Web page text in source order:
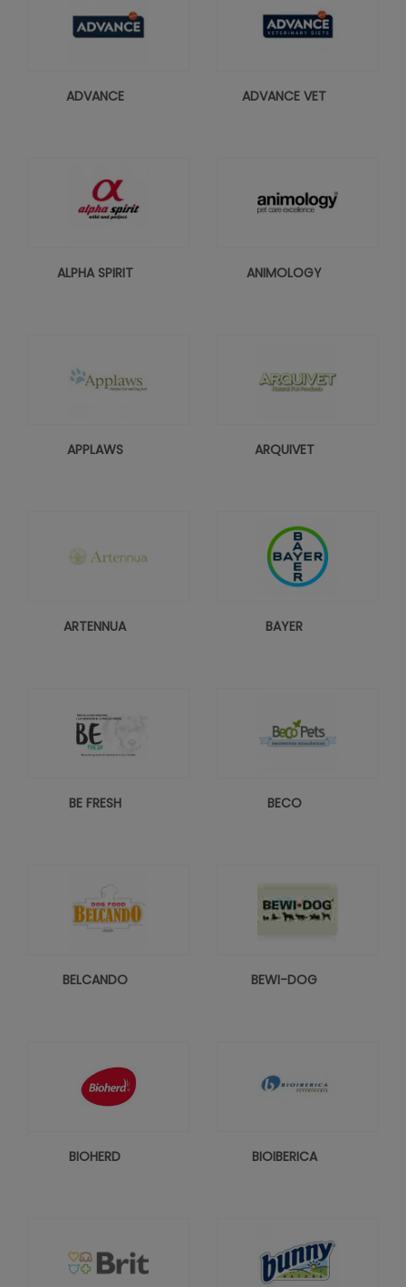
ADVANCE ADVANCE VET
ALPHA SPIRIT ANIMOLOGY
APPLAWS ARQUIVET
ARTENNUA BAYER
BE FRESH BECO
BELCANDO BEWI-DOG
BIOHERD BIOIBERICA